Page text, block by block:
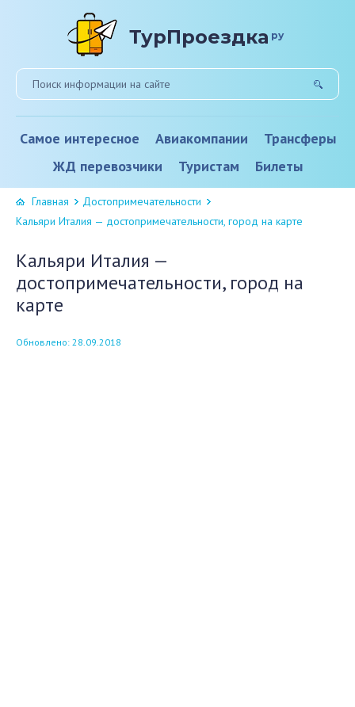
ТурПроездка ру
Самое интересное Авиакомпании
Трансферы
ЖД перевозчики
Туристам Билеты
Главная
Достопримечательности
Кальяри Италия — достопримечательности, город на карте
Кальяри Италия —
достопримечательности, город на
карте
Обновлено: 28.09.2018